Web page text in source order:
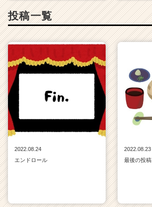
キ
リ
（C
e
e
r
投稿一覧
2022.08.24
エンドロール
2022.08.23
最後の投稿